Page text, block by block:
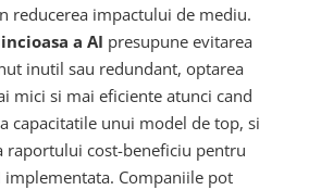
reducerea impactului de mediu.
a AI presupune evitarea
inutil sau redundant, optarea
mici si mai eficiente atunci cand
capacitatile unui model de top, si
raportului cost-beneficiu pentru
implementata. Companiile pot